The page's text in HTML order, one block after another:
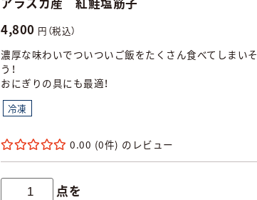
4,800 円（税込）
濃厚な味わいでついついご飯をたくさん食べてしまいそ
う！
おにぎりの具にも最適！
冷凍
0.00 (0件)
点を